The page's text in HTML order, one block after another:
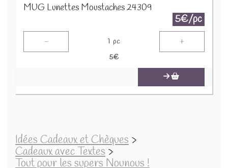
MUG Lunettes Moustaches 24309
5€/pc
- 1 pc +
5€
Idées Cadeaux et Chèques >
Cadeaux avec Textes >
Tout pour les supers Nounous !